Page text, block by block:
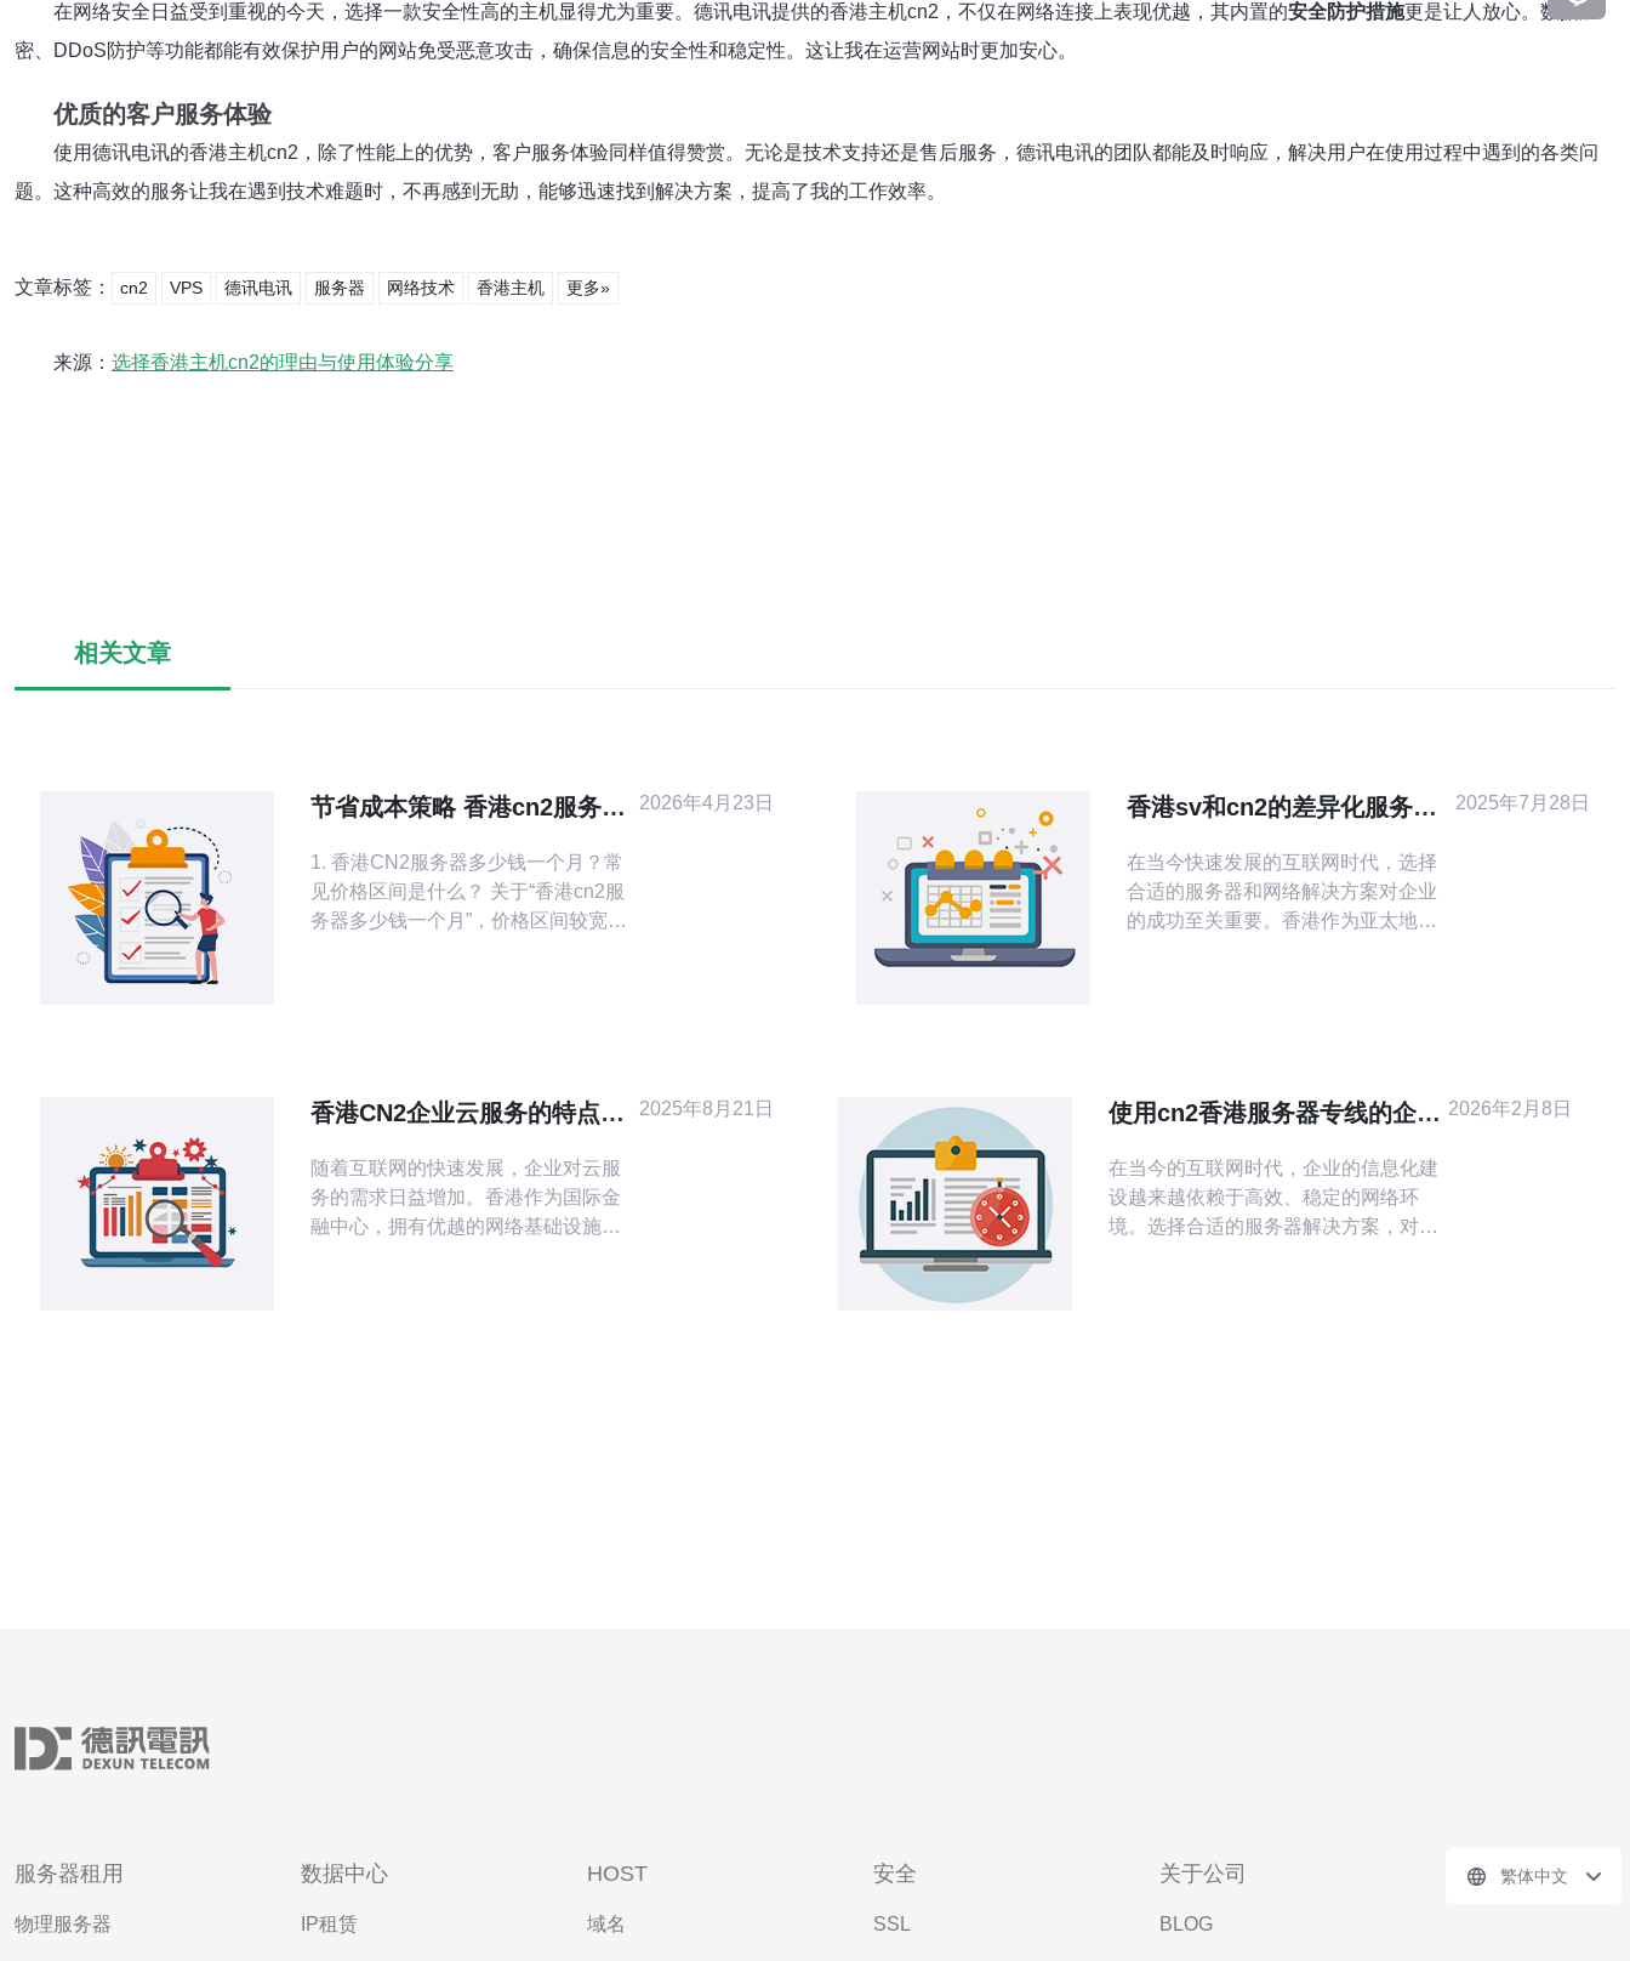
在网络安全日益受到重视的今天，选择一款安全性高的主机显得尤为重要。德讯电讯提供的香港主机cn2，不仅在网络连接上表现优越，其内置的安全防护措施更是让人放心。数据加
密、DDoS防护等功能都能有效保护用户的网站免受恶意攻击，确保信息的安全性和稳定性。这让我在运营网站时更加安心。
优质的客户服务体验
使用德讯电讯的香港主机cn2，除了性能上的优势，客户服务体验同样值得赞赏。无论是技术支持还是售后服务，德讯电讯的团队都能及时响应，解决用户在使用过程中遇到的各类问
题。这种高效的服务让我在遇到技术难题时，不再感到无助，能够迅速找到解决方案，提高了我的工作效率。
文章标签： cn2 VPS 德讯电讯 服务器 网络技术 香港主机 更多»
来源： 选择香港主机cn2的理由与使用体验分享
相关文章
节省成本策略 香港cn2服务器
1. 香港CN2服务器多少钱一个月？常
见价格区间是什么？ 关于“香港cn2服
务器多少钱一个月”，价格区间较宽，
专线接入、独立IP、多线BGP或CN2
GIA专线
2026年4月23日
香港sv和cn2的差异化服务特
在当今快速发展的互联网时代，选择
合适的服务器和网络解决方案对企业
的成功至关重要。香港作为亚太地区
点，帮助您做出明智的选择。 首先，
香港SV服务器是一种标准虚拟
2025年7月28日
香港CN2企业云服务的特点与
随着互联网的快速发展，企业对云服
务的需求日益增加。香港作为国际金
融中心，拥有优越的网络基础设施和
2025年8月21日
使用cn2香港服务器专线的企业
在当今的互联网时代，企业的信息化建
设越来越依赖于高效、稳定的网络环
境。选择合适的服务器解决方案，对于
2026年2月8日
服务器租用
物理服务器
数据中心
IP租赁
HOST
域名
安全
SSL
关于公司
BLOG
繁体中文